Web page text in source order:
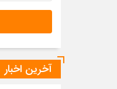
آخرین اخبار